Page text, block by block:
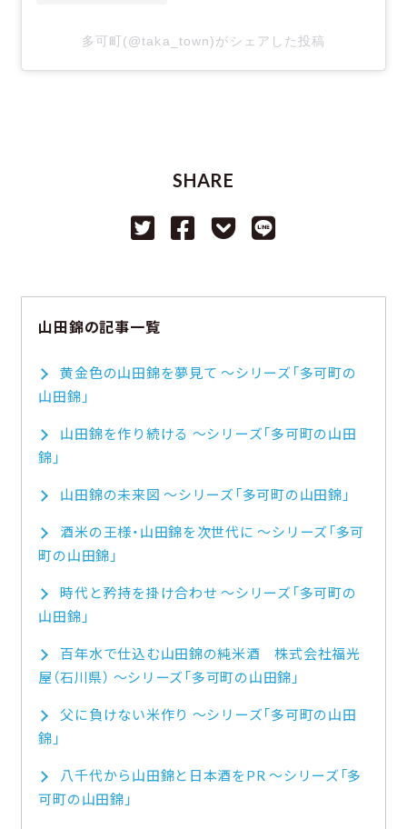
多可町(@taka_town)がシェアした投稿
SHARE
山田錦の記事一覧
黄金色の山田錦を夢見て ～シリーズ「多可町の
山田錦」
山田錦を作り続ける ～シリーズ「多可町の山田
錦」
山田錦の未来図 ～シリーズ「多可町の山田錦」
酒米の王様・山田錦を次世代に ～シリーズ「多可
町の山田錦」
時代と矜持を掛け合わせ ～シリーズ「多可町の
山田錦」
百年水で仕込む山田錦の純米酒 株式会社福光
屋（石川県） ～シリーズ「多可町の山田錦」
父に負けない米作り ～シリーズ「多可町の山田
錦」
八千代から山田錦と日本酒をPR ～シリーズ「多
可町の山田錦」